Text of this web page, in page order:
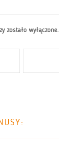
zostało wyłączone.